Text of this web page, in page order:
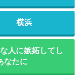
横浜
人に嫉妬してし
なたに